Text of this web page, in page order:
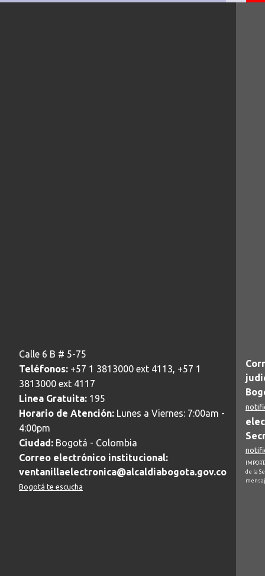
Calle 6 B # 5-75
Teléfonos: +57 1 3813000 ext 4113, +57 1
3813000 ext 4117
Linea Gratuita: 195
Horario de Atención: Lunes a Viernes: 7:00am -
4:00pm
Ciudad: Bogotá - Colombia
Correo electrónico institucional:
ventanillaelectronica@alcaldiabogota.gov.co
Bogotá te escucha
de la